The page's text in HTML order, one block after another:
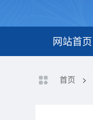
网站首页
首页 >